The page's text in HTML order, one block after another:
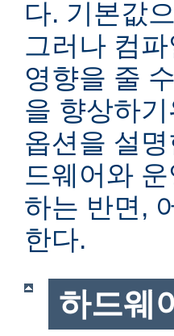
다. 기본값
그러나 컴
영향을 줄
을 향상하
옵션을 설
드웨어와
하는 반면,
한다.
하드웨